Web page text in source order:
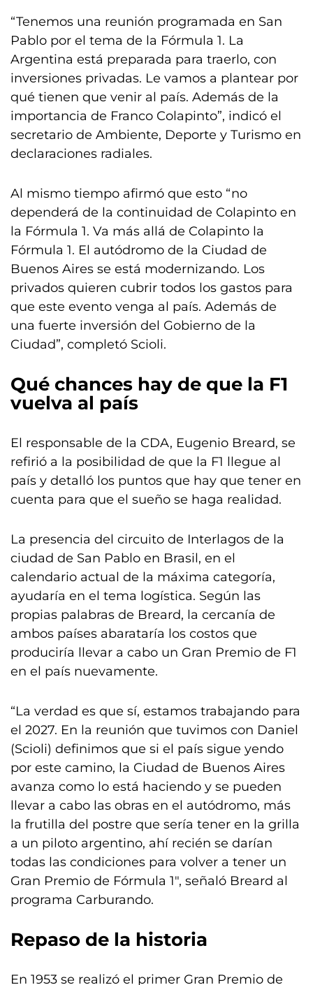
“Tenemos una reunión programada en San
Pablo por el tema de la Fórmula 1. La
Argentina está preparada para traerlo, con
inversiones privadas. Le vamos a plantear por
qué tienen que venir al país. Además de la
importancia de Franco Colapinto”, indicó el
secretario de Ambiente, Deporte y Turismo en
declaraciones radiales.
Al mismo tiempo afirmó que esto “no
dependerá de la continuidad de Colapinto en
la Fórmula 1. Va más allá de Colapinto la
Fórmula 1. El autódromo de la Ciudad de
Buenos Aires se está modernizando. Los
privados quieren cubrir todos los gastos para
que este evento venga al país. Además de
una fuerte inversión del Gobierno de la
Ciudad”, completó Scioli.
Qué chances hay de que la F1
vuelva al país
El responsable de la CDA, Eugenio Breard, se
refirió a la posibilidad de que la F1 llegue al
país y detalló los puntos que hay que tener en
cuenta para que el sueño se haga realidad.
La presencia del circuito de Interlagos de la
ciudad de San Pablo en Brasil, en el
calendario actual de la máxima categoría,
ayudaría en el tema logística. Según las
propias palabras de Breard, la cercanía de
ambos países abarataría los costos que
produciría llevar a cabo un Gran Premio de F1
en el país nuevamente.
“La verdad es que sí, estamos trabajando para
el 2027. En la reunión que tuvimos con Daniel
(Scioli) definimos que si el país sigue yendo
por este camino, la Ciudad de Buenos Aires
avanza como lo está haciendo y se pueden
llevar a cabo las obras en el autódromo, más
la frutilla del postre que sería tener en la grilla
a un piloto argentino, ahí recién se darían
todas las condiciones para volver a tener un
Gran Premio de Fórmula 1″, señaló Breard al
programa Carburando.
Repaso de la historia
En 1953 se realizó el primer Gran Premio de